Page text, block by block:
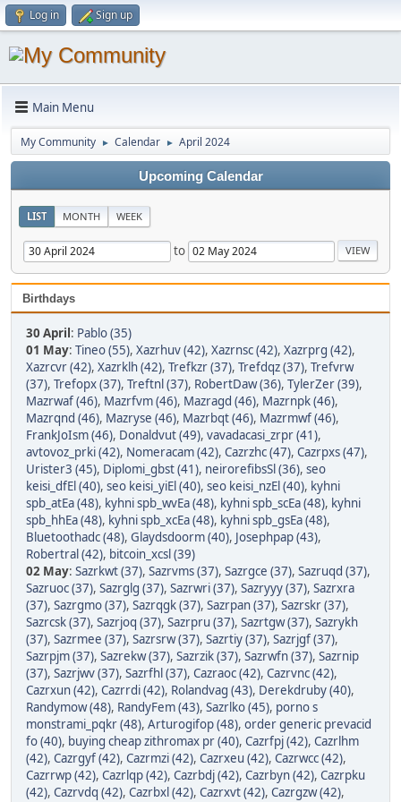
Log in Sign up
Main Menu
My Community ► Calendar ► April 2024
Upcoming Calendar
LIST MONTH WEEK
to
Birthdays
30 April: Pablo (35)
01 May: Tineo (55), Xazrhuv (42), Xazrnsc (42), Xazrprg (42),
Xazrcvr (42), Xazrklh (42), Trefkzr (37), Trefdqz (37), Trefvrw
(37), Trefopx (37), Treftnl (37), RobertDaw (36), TylerZer (39),
Mazrwaf (46), Mazrfvm (46), Mazragd (46), Mazrnpk (46),
Mazrqnd (46), Mazryse (46), Mazrbqt (46), Mazrmwf (46),
FrankJoIsm (46), Donaldvut (49), vavadacasi_zrpr (41),
avtovoz_prki (42), Nomeracam (42), Cazrzhc (47), Cazrpxs (47),
Urister3 (45), Diplomi_gbst (41), neirorefibsSl (36), seo
keisi_dfEl (40), seo keisi_yiEl (40), seo keisi_nzEl (40), kyhni
spb_atEa (48), kyhni spb_wvEa (48), kyhni spb_scEa (48), kyhni
spb_hhEa (48), kyhni spb_xcEa (48), kyhni spb_gsEa (48),
Bluetoothadc (48), Glaydsdoorm (40), Josephpap (43),
Robertral (42), bitcoin_xcsl (39)
02 May: Sazrkwt (37), Sazrvms (37), Sazrgce (37), Sazruqd (37),
Sazruoc (37), Sazrglg (37), Sazrwri (37), Sazryyy (37), Sazrxra
(37), Sazrgmo (37), Sazrqgk (37), Sazrpan (37), Sazrskr (37),
Sazrcsk (37), Sazrjoq (37), Sazrpru (37), Sazrtgw (37), Sazrykh
(37), Sazrmee (37), Sazrsrw (37), Sazrtiy (37), Sazrjgf (37),
Sazrpjm (37), Sazrekw (37), Sazrzik (37), Sazrwfn (37), Sazrnip
(37), Sazrjwv (37), Sazrfhl (37), Cazraoc (42), Cazrvnc (42),
Cazrxun (42), Cazrrdi (42), Rolandvag (43), Derekdruby (40),
Randymow (48), RandyFem (43), Sazrlko (45), porno s
monstrami_pqkr (48), Arturogifop (48), order generic prevacid
fo (40), buying cheap zithromax pr (40), Cazrfpj (42), Cazrlhm
(42), Cazrgyf (42), Cazrmzi (42), Cazrxeu (42), Cazrwcc (42),
Cazrrwp (42), Cazrlqp (42), Cazrbdj (42), Cazrbyn (42), Cazrpku
(42), Cazrvdq (42), Cazrbxl (42), Cazrxvt (42), Cazrgzw (42),